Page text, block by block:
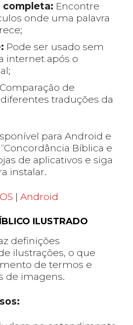
completa: Encontre
onde uma palavra
Pode ser usado sem
internet após o
Comparação de
traduções da
para Android e
Bíblica e
de aplicativos e siga
instalar.
| Android
ILUSTRADO
definições
ilustrações, o que
de termos e
de imagens.